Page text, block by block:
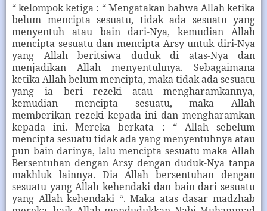
“ kelompok ketiga : “ Mengatakan bahwa Allah ketika
belum mencipta sesuatu, tidak ada sesuatu yang
menyentuh atau bain dari-Nya, kemudian Allah
mencipta sesuatu dan mencipta Arsy untuk diri-Nya
yang Allah beritsiwa duduk di atas-Nya dan
menjadikan Allah menyentuhnya. Sebagaimana
ketika Allah belum mencipta, maka tidak ada sesuatu
yang ia beri rezeki atau mengharamkannya,
kemudian mencipta sesuatu, maka Allah
memberikan rezeki kepada ini dan mengharamkan
kepada ini. Mereka berkata : “ Allah sebelum
mencipta sesuatu tidak ada yang menyentuhnya atau
pun bain darinya, lalu mencipta sesuatu maka Allah
Bersentuhan dengan Arsy dengan duduk-Nya tanpa
makhluk lainnya. Dia Allah bersentuhan dengan
sesuatu yang Allah kehendaki dan bain dari sesuatu
yang Allah kehendaki “. Maka atas dasar madzhab